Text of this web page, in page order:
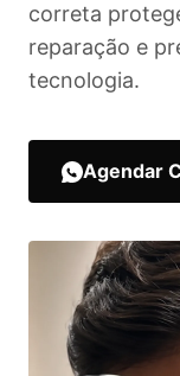
correta
reparação e
tecnologia.
Agendar